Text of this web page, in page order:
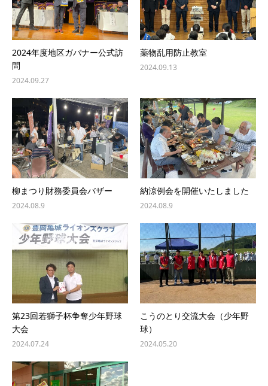
2024年度地区ガバナー公式訪
問
2024.09.27
薬物乱用防止教室
2024.09.13
柳まつり財務委員会バザー
2024.08.9
納涼例会を開催いたしました
2024.08.9
第23回若獅子杯争奪少年野球
大会
2024.07.24
こうのとり交流大会（少年野
球）
2024.05.20